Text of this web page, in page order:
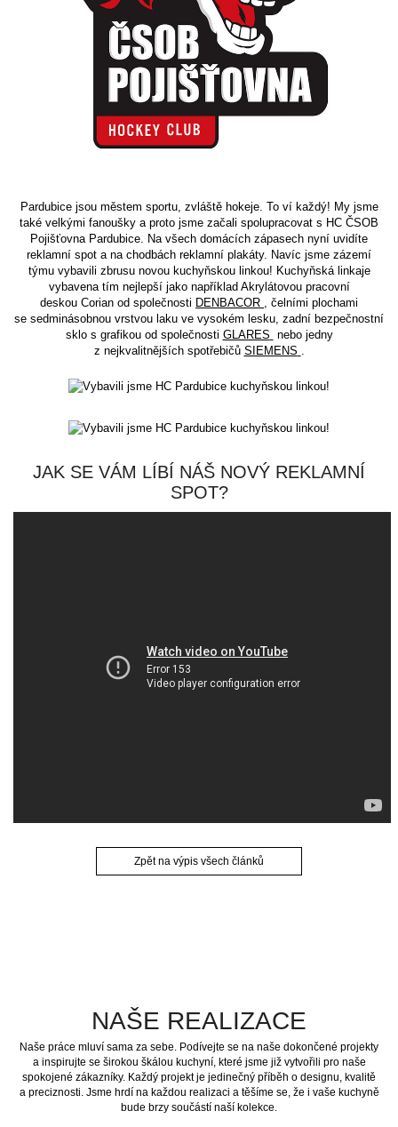
Pardubice jsou městem sportu, zvláště hokeje. To ví každý! My jsme
také velkými fanoušky a proto jsme začali spolupracovat s HC ČSOB
Pojišťovna Pardubice. Na všech domácích zápasech nyní uvidíte
reklamní spot a na chodbách reklamní plakáty. Navíc jsme zázemí
týmu vybavili zbrusu novou kuchyňskou linkou! Kuchyňská linkaje
vybavena tím nejlepší jako například Akrylátovou pracovní
deskou Corian od společnosti DENBACOR , čelními plochami
se sedminásobnou vrstvou laku ve vysokém lesku, zadní bezpečnostní
sklos grafikou od společnosti GLARES nebo jedny
z nejkvalitnějších spotřebičů SIEMENS .
JAK SE VÁM LÍBÍ NÁŠ NOVÝ REKLAMNÍ
SPOT?
Zpět na výpis všech článků
NAŠE REALIZACE
Naše práce mluví sama za sebe. Podívejte se na naše dokončené projekty
a inspirujte se širokou škálou kuchyní, které jsme již vytvořili pro naše
spokojené zákazníky. Každý projekt je jedinečný příběh o designu, kvalitě
a preciznosti. Jsme hrdí na každou realizaci a těšíme se, že i vaše kuchyně
bude brzy součástí naší kolekce.